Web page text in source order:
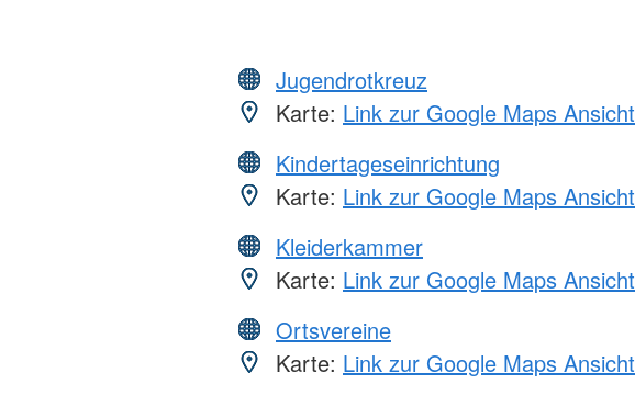
Jugendrotkreuz
Karte: Link zur Google Maps Ansicht
Kindertageseinrichtung
Karte: Link zur Google Maps Ansicht
Kleiderkammer
Karte: Link zur Google Maps Ansicht
Ortsvereine
Karte: Link zur Google Maps Ansicht